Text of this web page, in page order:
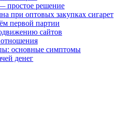
простое решение
при оптовых закупках сигарет
первой партии
сайтов
основные симптомы
денег